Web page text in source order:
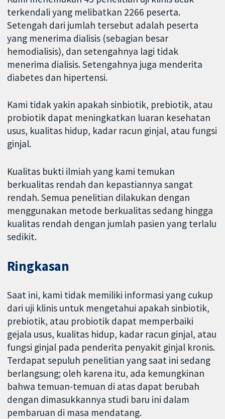
terkendali yang melibatkan 2266 peserta.
Setengah dari jumlah tersebut adalah peserta
yang menerima dialisis (sebagian besar
hemodialisis), dan setengahnya lagi tidak
menerima dialisis. Setengahnya juga menderita
diabetes dan hipertensi.
Kami tidak yakin apakah sinbiotik, prebiotik, atau
probiotik dapat meningkatkan luaran kesehatan
usus, kualitas hidup, kadar racun ginjal, atau fungsi
ginjal.
Kualitas bukti ilmiah yang kami temukan
berkualitas rendah dan kepastiannya sangat
rendah. Semua penelitian dilakukan dengan
menggunakan metode berkualitas sedang hingga
kualitas rendah dengan jumlah pasien yang terlalu
sedikit.
Ringkasan
Saat ini, kami tidak memiliki informasi yang cukup
dari uji klinis untuk mengetahui apakah sinbiotik,
prebiotik, atau probiotik dapat memperbaiki
gejala usus, kualitas hidup, kadar racun ginjal, atau
fungsi ginjal pada penderita penyakit ginjal kronis.
Terdapat sepuluh penelitian yang saat ini sedang
berlangsung; oleh karena itu, ada kemungkinan
bahwa temuan-temuan di atas dapat berubah
dengan dimasukkannya studi baru ini dalam
pembaruan di masa mendatang.